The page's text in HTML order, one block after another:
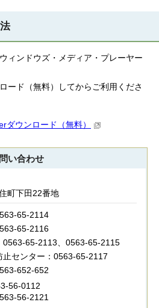
ィンドウズ・メディア・プレーヤー
ード（無料）してからご利用くださ
ウンロード（無料）
い合わせ
町下田22番地
65-2114
65-2116
0563-65-2113、0563-65-2115
止センター：0563-65-2117
652-652
56-0112
56-2121